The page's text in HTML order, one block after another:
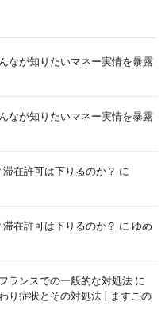
なが知りたいマネー実情を暴露
なが知りたいマネー実情を暴露
在許可は下りるのか？ に
在許可は下りるのか？ に ゆめ
ランスでの一般的な対処法 に
り症状とその対処法 | ますこの